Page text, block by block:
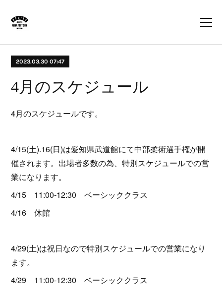
2023.03.30 07:47
4月のスケジュール
4月のスケジュールです。
4/15(土).16(日)は愛知県武道館にて中部柔術選手権が開
催されます。出場者多数の為、特別スケジュールでの営
業になります。
4/15 11:00-12:30 ベーシッククラス
4/16 休館
4/29(土)は祝日なので特別スケジュールでの営業になり
ます。
4/29 11:00-12:30 ベーシッククラス